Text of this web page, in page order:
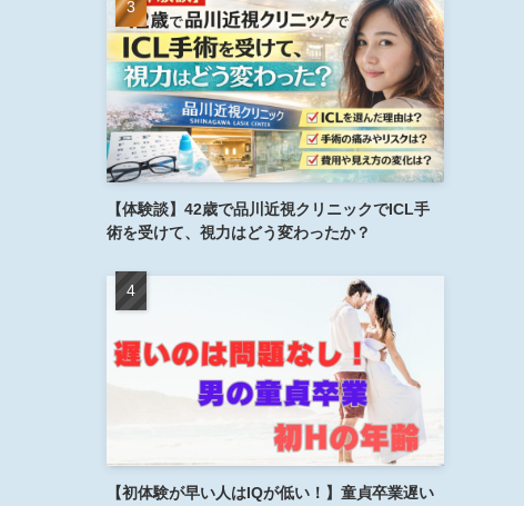
【体験談】42歳で品川近視クリニックでICL手
術を受けて、視力はどう変わったか？
【初体験が早い人はIQが低い！】童貞卒業遅い